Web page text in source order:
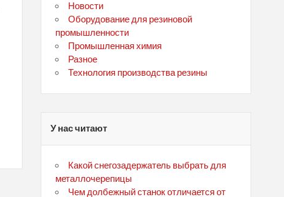
Новости
Оборудование для резиновой
промышленности
Промышленная химия
Разное
Технология производства резины
У нас читают
Какой снегозадержатель выбрать для
металлочерепицы
Чем долбежный станок отличается от